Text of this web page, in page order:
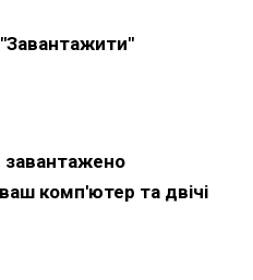
завантажено
комп'ютер та двічі